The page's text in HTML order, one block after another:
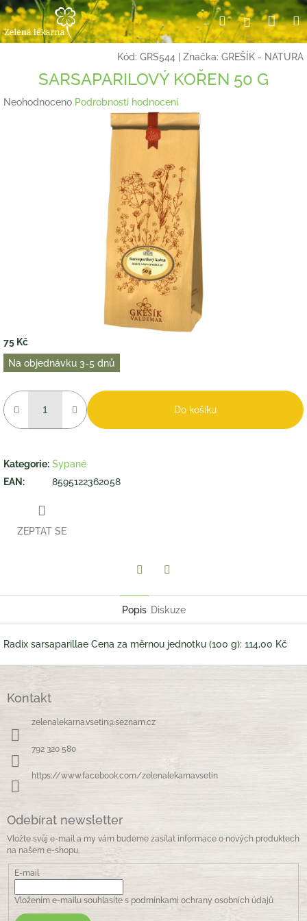
Přejít
na
obsah
HledatPřihlášení
Kód: GRS544 Značka: GREŠÍK - NATURA
SARSAPARILOVÝ KOŘEN 50 G
Průměrné
Neohodnoceno Podrobnosti hodnocení
75 Kč
Měrná
cena:
Na objednávku 3-5 dnů
Do košíku
Kategorie: Sypané
EAN : 8595122362058
ZEPTAT SE
Popis Diskuze
Radix sarsaparillae Cena za měrnou jednotku (100 g): 114,00 Kč
Kontakt
zelenalekarna.vsetin@seznam.cz
792 320 580
https://www.facebook.com/zelenalekarnavsetin
Odebírat newsletter
Vložte svůj e-mail a my vám budeme zasílat informace o nových produktech
na našem e-shopu.
E-mail
Vložením e-mailu souhlasíte s podmínkami ochrany osobních údajů